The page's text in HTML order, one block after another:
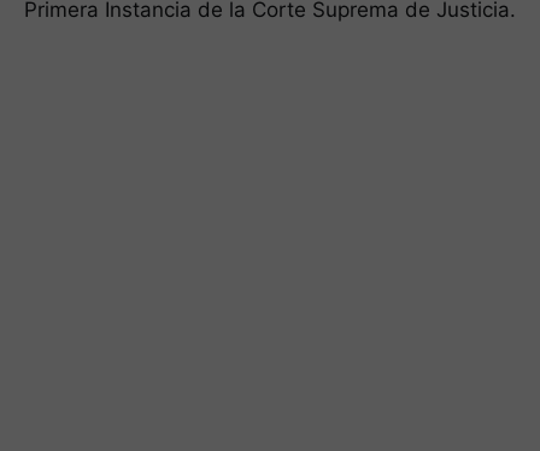
Primera Instancia de la Corte Suprema de Justicia.